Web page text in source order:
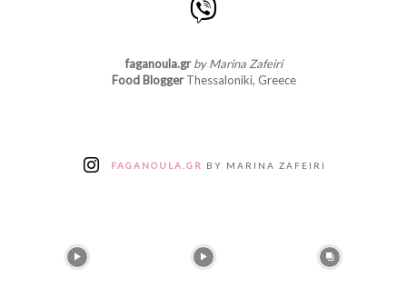
faganoula.gr by Marina Zafeiri
Food BloggerThessaloniki, Greece
FAGANOULA.GR BY MARINA ZAFEIRI